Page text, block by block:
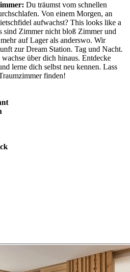
Du träumst vom schnellen
Von einem Morgen, an
aufwachst? This looks like a
sind Zimmer nicht bloß Zimmer und
auf Lager als anderswo. Wir
zur Dream Station. Tag und Nacht.
über dich hinaus. Entdecke
lerne dich selbst neu kennen. Lass
finden!